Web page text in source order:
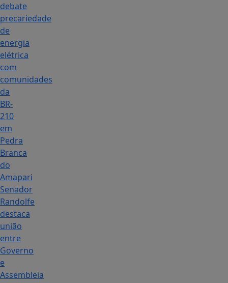
debate
precariedade
de
energia
elétrica
com
comunidades
da
BR-
210
em
Pedra
Branca
do
Amapari
Senador
Randolfe
destaca
união
entre
Governo
e
Assembleia